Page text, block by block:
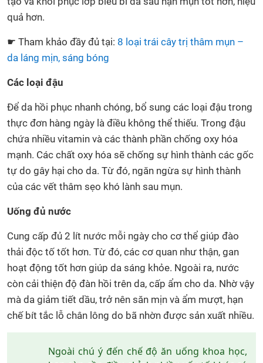
quả hơn.
☛ Tham khảo đầy đủ tại: 8 loại trái cây trị thâm mụn –
da láng mịn, sáng bóng
Các loại đậu
Để da hồi phục nhanh chóng, bổ sung các loại đậu trong
thực đơn hàng ngày là điều không thể thiếu. Trong đậu
chứa nhiều vitamin và các thành phần chống oxy hóa
mạnh. Các chất oxy hóa sẽ chống sự hình thành các gốc
tự do gây hại cho da. Từ đó, ngăn ngừa sự hình thành
của các vết thâm sẹo khó lành sau mụn.
Uống đủ nước
Cung cấp đủ 2 lít nước mỗi ngày cho cơ thể giúp đào
thải độc tố tốt hơn. Từ đó, các cơ quan như thận, gan
hoạt động tốt hơn giúp da sáng khỏe. Ngoài ra, nước
còn cải thiện độ đàn hồi trên da, cấp ẩm cho da. Nhờ vậy
mà da giảm tiết dầu, trở nên săn mịn và ẩm mượt, hạn
chế bít tắc lỗ chân lông do bã nhờn được sản xuất nhiều.
Ngoài chú ý đến chế độ ăn uống khoa học,